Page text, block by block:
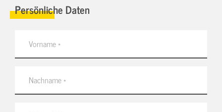
Persönliche Daten